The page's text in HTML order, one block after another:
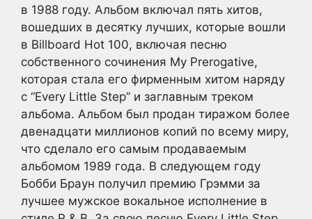
в 1988 году. Альбом включал пять хитов,
вошедших в десятку лучших, которые вошли
в Billboard Hot 100, включая песню
собственного сочинения My Prerogative,
которая стала его фирменным хитом наряду
с “Every Little Step” и заглавным треком
альбома. Альбом был продан тиражом более
двенадцати миллионов копий по всему миру,
что сделало его самым продаваемым
альбомом 1989 года. В следующем году
Бобби Браун получил премию Грэмми за
лучшее мужское вокальное исполнение в